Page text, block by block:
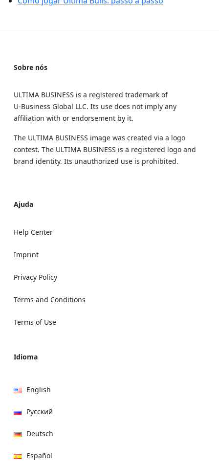
Sobre nós
ULTIMA BUSINESS is a registered trademark of
U‑Business Global LLC. Its use does not imply any
affiliation with or endorsement by it.
The ULTIMA BUSINESS image was created via a logo
contest. The ULTIMA BUSINESS is a registered logo and
brand identity. Its unauthorized use is prohibited.
Ajuda
Help Center
Imprint
Privacy Policy
Terms and Conditions
Terms of Use
Idioma
English
Русский
Deutsch
Español